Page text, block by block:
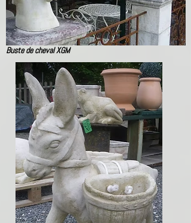
Buste de cheval XGM